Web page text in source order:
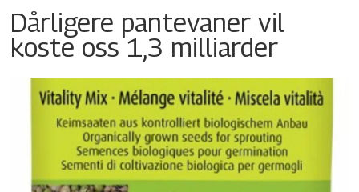
Dårligere pantevaner vil
koste oss 1,3 milliarder